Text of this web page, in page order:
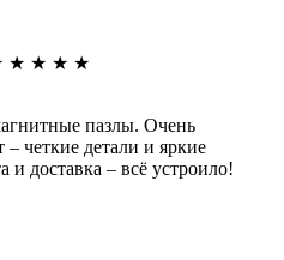
★ ★ ★ ★
пазлы. Очень
– четкие детали и яркие
и доставка – всё устроило!